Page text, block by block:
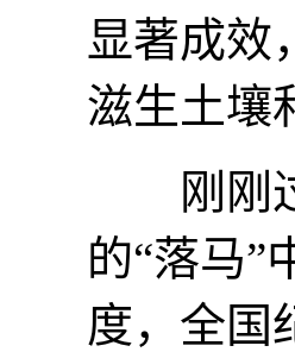
显著成效
滋生土壤
刚刚过
的“落马”
度，全国